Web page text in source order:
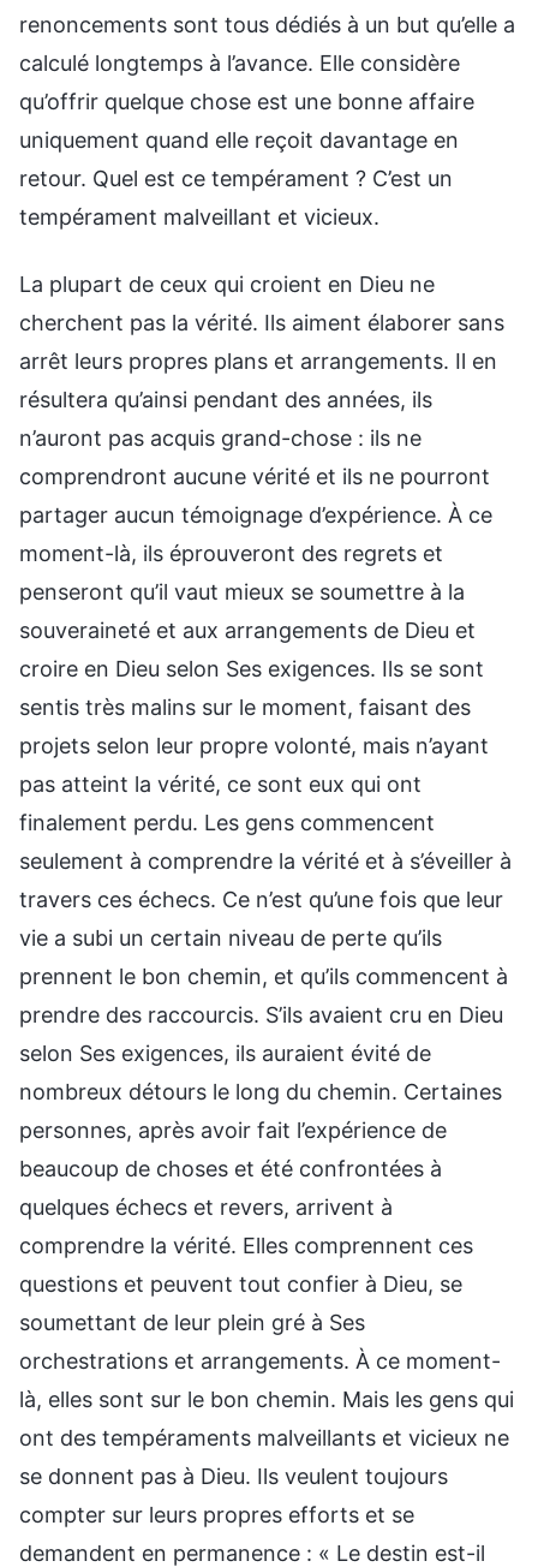
renoncements sont tous dédiés à un but qu’elle a
calculé longtemps à l’avance. Elle considère
qu’offrir quelque chose est une bonne affaire
uniquement quand elle reçoit davantage en
retour. Quel est ce tempérament ? C’est un
tempérament malveillant et vicieux.
La plupart de ceux qui croient en Dieu ne
cherchent pas la vérité. Ils aiment élaborer sans
arrêt leurs propres plans et arrangements. Il en
résultera qu’ainsi pendant des années, ils
n’auront pas acquis grand-chose : ils ne
comprendront aucune vérité et ils ne pourront
partager aucun témoignage d’expérience. À ce
moment-là, ils éprouveront des regrets et
penseront qu’il vaut mieux se soumettre à la
souveraineté et aux arrangements de Dieu et
croire en Dieu selon Ses exigences. Ils se sont
sentis très malins sur le moment, faisant des
projets selon leur propre volonté, mais n’ayant
pas atteint la vérité, ce sont eux qui ont
finalement perdu. Les gens commencent
seulement à comprendre la vérité et à s’éveiller à
travers ces échecs. Ce n’est qu’une fois que leur
vie a subi un certain niveau de perte qu’ils
prennent le bon chemin, et qu’ils commencent à
prendre des raccourcis. S’ils avaient cru en Dieu
selon Ses exigences, ils auraient évité de
nombreux détours le long du chemin. Certaines
personnes, après avoir fait l’expérience de
beaucoup de choses et été confrontées à
quelques échecs et revers, arrivent à
comprendre la vérité. Elles comprennent ces
questions et peuvent tout confier à Dieu, se
soumettant de leur plein gré à Ses
orchestrations et arrangements. À ce moment-
là, elles sont sur le bon chemin. Mais les gens qui
ont des tempéraments malveillants et vicieux ne
se donnent pas à Dieu. Ils veulent toujours
compter sur leurs propres efforts et se
demandent en permanence : « Le destin est-il